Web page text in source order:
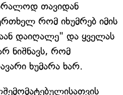
თავიდან
რომ იხუმრებ იმის
დაიღალე" და ყველას
ნიშნავს, რომ
ხუმარა ხარ.